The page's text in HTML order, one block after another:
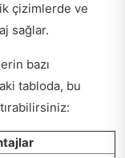
çizimlerde ve
sağlar.
bazı
tabloda, bu